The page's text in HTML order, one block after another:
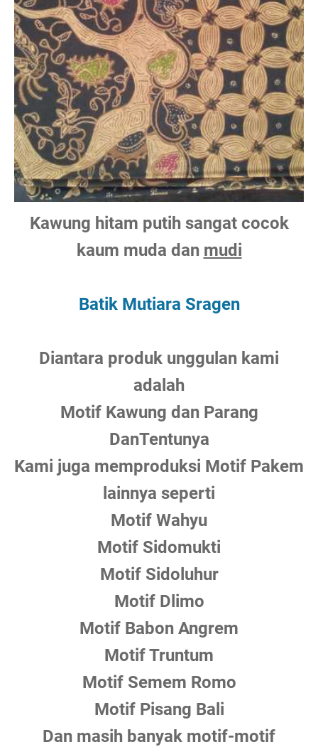
Kawung hitam putih sangat cocok
kaum muda dan mudi
Batik Mutiara Sragen
Diantara produk unggulan kami
adalah
Motif Kawung dan Parang
DanTentunya
Kami juga memproduksi Motif Pakem
lainnya seperti
Motif Wahyu
Motif Sidomukti
Motif Sidoluhur
Motif Dlimo
Motif Babon Angrem
Motif Truntum
Motif Semem Romo
Motif Pisang Bali
Dan masih banyak motif-motif